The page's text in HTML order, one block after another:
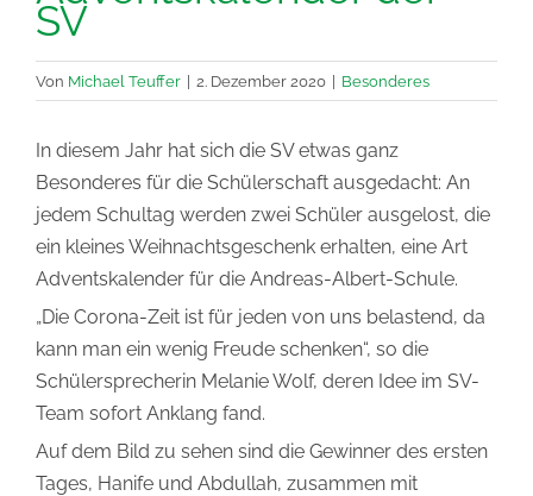
SV
Von Michael Teuffer | 2. Dezember 2020 | Besonderes
In diesem Jahr hat sich die SV etwas ganz
Besonderes für die Schülerschaft ausgedacht: An
jedem Schultag werden zwei Schüler ausgelost, die
ein kleines Weihnachtsgeschenk erhalten, eine Art
Adventskalender für die Andreas-Albert-Schule.
„Die Corona-Zeit ist für jeden von uns belastend, da
kann man ein wenig Freude schenken“, so die
Schülersprecherin Melanie Wolf, deren Idee im SV-
Team sofort Anklang fand.
Auf dem Bild zu sehen sind die Gewinner des ersten
Tages, Hanife und Abdullah, zusammen mit